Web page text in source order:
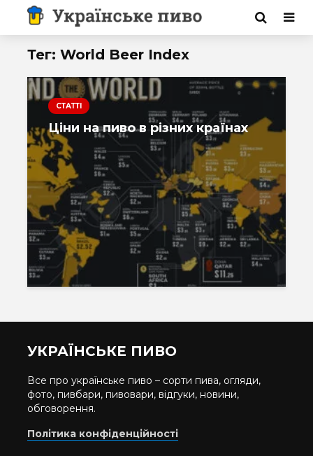
Тег: World Beer Index
СТАТТІ
Ціни на пиво в різних країнах
УКРАЇНСЬКЕ ПИВО
Все про українське пиво – сорти пива, огляди,
фото, пивбари, пивовари, відгуки, новини,
обговорення.
Політика конфіденційності